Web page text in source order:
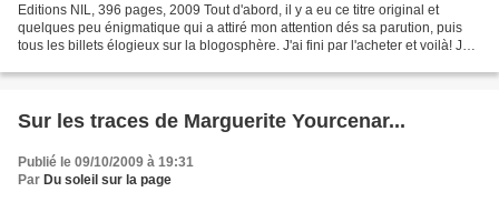
Editions NIL, 396 pages, 2009 Tout d'abord, il y a eu ce titre original et
quelques peu énigmatique qui a attiré mon attention dés sa parution, puis
tous les billets élogieux sur la blogosphère. J'ai fini par l'acheter et voilà! Je
Sur les traces de Marguerite Yourcenar...
Publié le 09/10/2009 à 19:31
Par Du soleil sur la page